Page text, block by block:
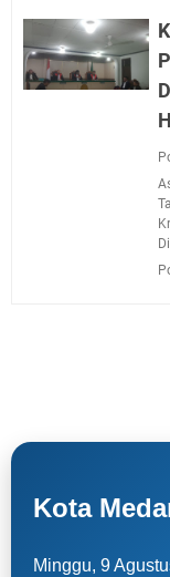
Kota
Minggu, 9